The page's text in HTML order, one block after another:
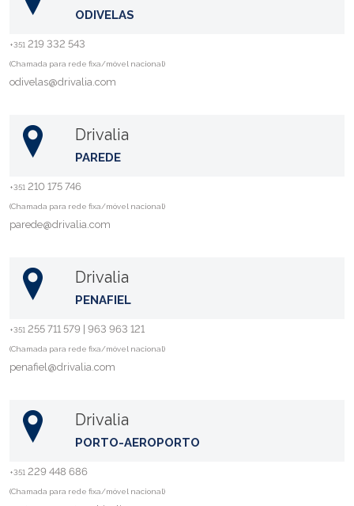
ODIVELAS
+351 219 332 543
(Chamada para rede fixa/móvel nacional)
odivelas@drivalia.com
Drivalia
PAREDE
+351 210 175 746
(Chamada para rede fixa/móvel nacional)
parede@drivalia.com
Drivalia
PENAFIEL
+351 255 711 579 | 963 963 121
(Chamada para rede fixa/móvel nacional)
penafiel@drivalia.com
Drivalia
PORTO-AEROPORTO
+351 229 448 686
(Chamada para rede fixa/móvel nacional)